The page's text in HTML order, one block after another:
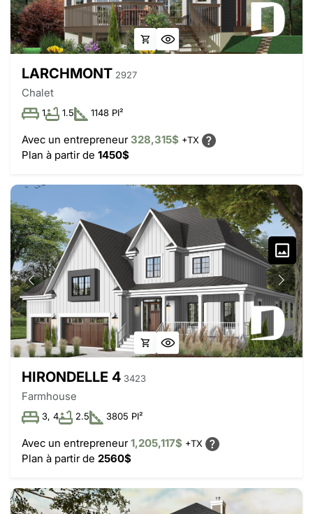
LARCHMONT 2927
Chalet
1 1.5 1148 PI²
Avec un entrepreneur328,315$ +TX
Plan à partir de 1450$
HIRONDELLE 4 3423
Farmhouse
3, 4 2.5 3805 PI²
Avec un entrepreneur1,205,117$ +TX
Plan à partir de 2560$